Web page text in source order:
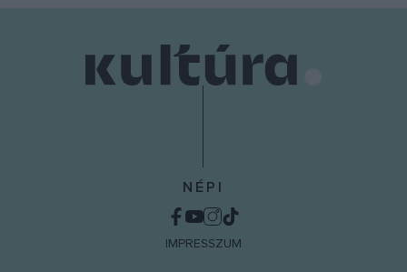
NÉPI
IMPRESSZUM